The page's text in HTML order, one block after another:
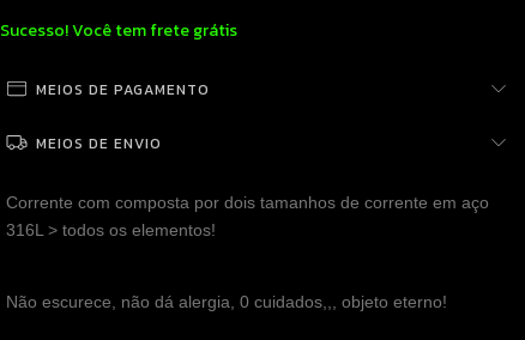
Sucesso! Você tem frete grátis
MEIOS DE PAGAMENTO
MEIOS DE ENVIO
Corrente com composta por dois tamanhos de corrente em aço
316L > todos os elementos!
Não escurece, não dá alergia, 0 cuidados,,, objeto eterno!